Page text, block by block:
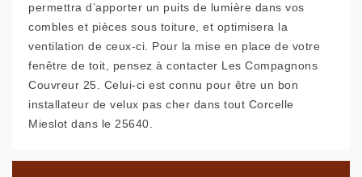
permettra d’apporter un puits de lumière dans vos
combles et pièces sous toiture, et optimisera la
ventilation de ceux-ci. Pour la mise en place de votre
fenêtre de toit, pensez à contacter Les Compagnons
Couvreur 25. Celui-ci est connu pour être un bon
installateur de velux pas cher dans tout Corcelle
Mieslot dans le 25640.